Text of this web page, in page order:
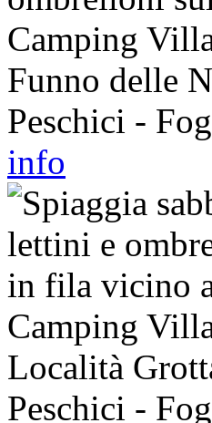
Camping
Funno delle
Peschici -
info
Camping
Località
Peschici -